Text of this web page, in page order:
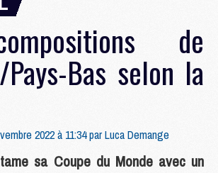
de
Pays-Bas selon la
2022 à 11:34 parLuca Demange
sa Coupe du Monde avec un